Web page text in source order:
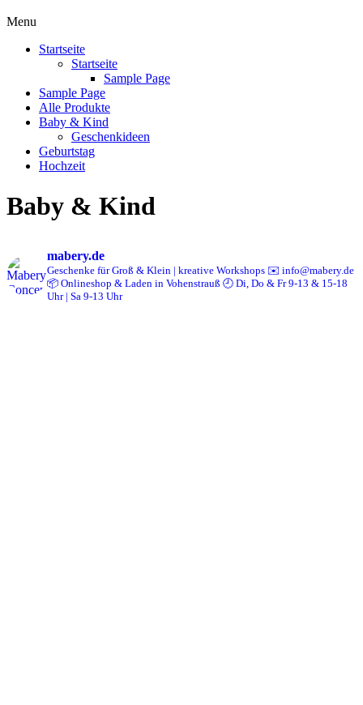
Menu
Startseite
Startseite
Sample Page
Sample Page
Alle Produkte
Baby & Kind
Geschenkideen
Geburtstag
Hochzeit
Baby & Kind
mabery.de
Geschenke für Groß & Klein | kreative Workshops ✉️ info@mabery.de
📦 Onlineshop & Laden in Vohenstrauß 🕘 Di, Do & Fr 9-13 & 15-18
Uhr | Sa 9-13 Uhr